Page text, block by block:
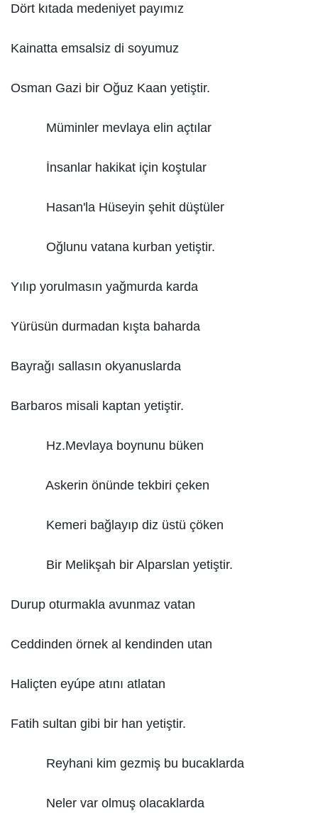
Dört kıtada medeniyet payımız
Kainatta emsalsiz di soyumuz
Osman Gazi bir Oğuz Kaan yetiştir.
Müminler mevlaya elin açtılar
İnsanlar hakikat için koştular
Hasan'la Hüseyin şehit düştüler
Oğlunu vatana kurban yetiştir.
Yılıp yorulmasın yağmurda karda
Yürüsün durmadan kışta baharda
Bayrağı sallasın okyanuslarda
Barbaros misali kaptan yetiştir.
Hz.Mevlaya boynunu büken
Askerin önünde tekbiri çeken
Kemeri bağlayıp diz üstü çöken
Bir Melikşah bir Alparslan yetiştir.
Durup oturmakla avunmaz vatan
Ceddinden örnek al kendinden utan
Haliçten eyúpe atını atlatan
Fatih sultan gibi bir han yetiştir.
Reyhani kim gezmiş bu bucaklarda
Neler var olmuş olacaklarda